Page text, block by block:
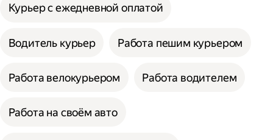
Курьер с ежедневной оплатой
Водитель курьер Работа пешим курьером
Работа велокурьером Работа водителем
Работа на своём авто